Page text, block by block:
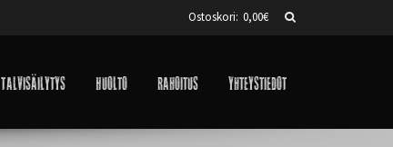
Ostoskori: 0,00€
Talvisäilytys Huolto Rahoitus Yhteystiedot